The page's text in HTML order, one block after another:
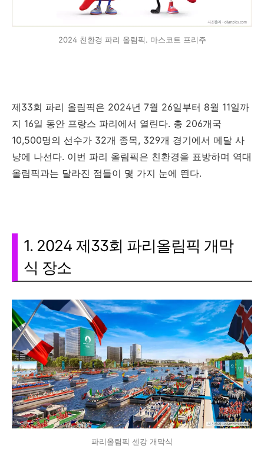
2024 친환경 파리 올림픽. 마스코트 프리주
제33회 파리 올림픽은 2024년 7월 26일부터 8월 11일까
지 16일 동안 프랑스 파리에서 열린다. 총 206개국
10,500명의 선수가 32개 종목, 329개 경기에서 메달 사
냥에 나선다. 이번 파리 올림픽은 친환경을 표방하며 역대
올림픽과는 달라진 점들이 몇 가지 눈에 띈다.
1. 2024 제33회 파리올림픽 개막
식 장소
파리올림픽 센강 개막식